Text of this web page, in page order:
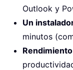
Outlook y
Un
minutos